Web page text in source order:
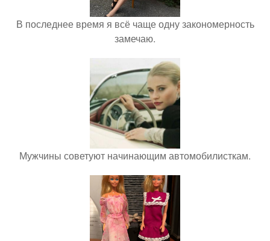
В последнее время я всё чаще одну закономерность
замечаю.
Мужчины советуют начинающим автомобилисткам.